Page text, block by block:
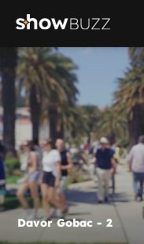
Davor Gobac - 2